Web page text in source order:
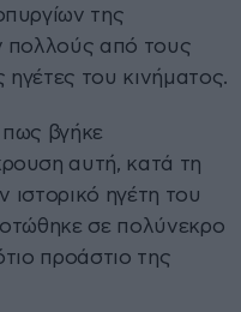
της
πολλούς από τους
ηγέτες του κινήματος.
πως βγήκε
αυτή, κατά τη
ιστορικό ηγέτη του
σε πολύνεκρο
προάστιο της